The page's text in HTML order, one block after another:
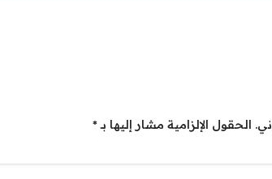
الحقول الإلزامية مشار إليها بـ*